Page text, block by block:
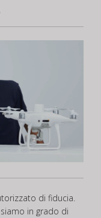
di fiducia.
in grado di